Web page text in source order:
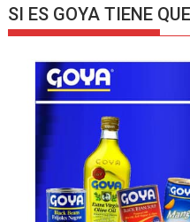
SI ES GOYA TIENE